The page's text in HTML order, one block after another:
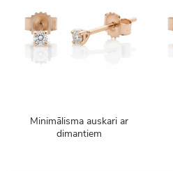
Minimālisma auskari ar
dimantiem